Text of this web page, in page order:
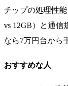
チップの処理性
vs 12GB）と通信
なら7万円台から
おすすめな人